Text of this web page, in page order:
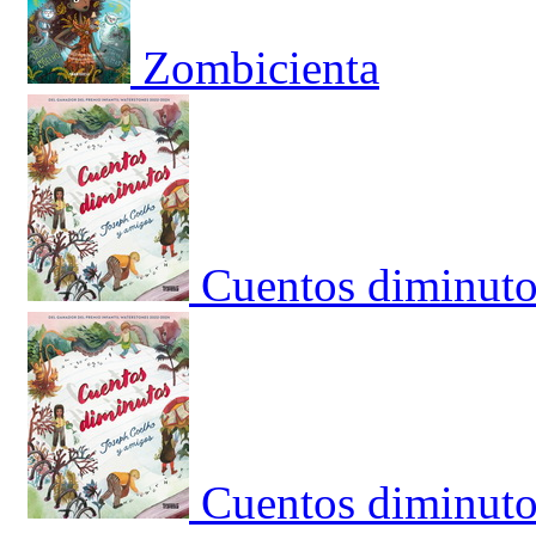
Zombicienta
Cuentos
Cuentos